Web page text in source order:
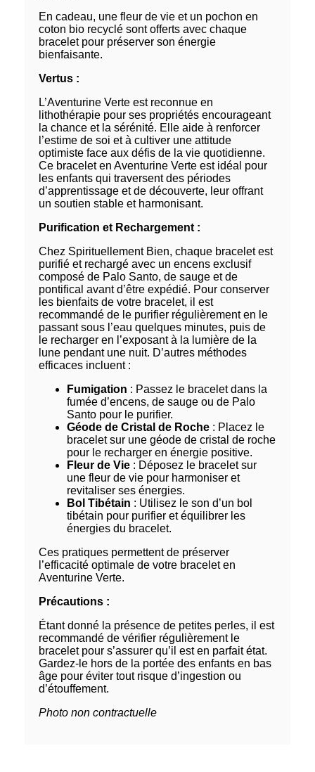
En cadeau, une fleur de vie et un pochon en
coton bio recyclé sont offerts avec chaque
bracelet pour préserver son énergie
bienfaisante.
Vertus :
L’Aventurine Verte est reconnue en
lithothérapie pour ses propriétés encourageant
la chance et la sérénité. Elle aide à renforcer
l’estime de soi et à cultiver une attitude
optimiste face aux défis de la vie quotidienne.
Ce bracelet en Aventurine Verte est idéal pour
les enfants qui traversent des périodes
d’apprentissage et de découverte, leur offrant
un soutien stable et harmonisant.
Purification et Rechargement :
Chez Spirituellement Bien, chaque bracelet est
purifié et rechargé avec un encens exclusif
composé de Palo Santo, de sauge et de
pontifical avant d’être expédié. Pour conserver
les bienfaits de votre bracelet, il est
recommandé de le purifier régulièrement en le
passant sous l’eau quelques minutes, puis de
le recharger en l’exposant à la lumière de la
lune pendant une nuit. D’autres méthodes
efficaces incluent :
Fumigation : Passez le bracelet dans la
fumée d’encens, de sauge ou de Palo
Santo pour le purifier.
Géode de Cristal de Roche : Placez le
bracelet sur une géode de cristal de roche
pour le recharger en énergie positive.
Fleur de Vie : Déposez le bracelet sur
une fleur de vie pour harmoniser et
revitaliser ses énergies.
Bol Tibétain : Utilisez le son d’un bol
tibétain pour purifier et équilibrer les
énergies du bracelet.
Ces pratiques permettent de préserver
l’efficacité optimale de votre bracelet en
Aventurine Verte.
Précautions :
Étant donné la présence de petites perles, il est
recommandé de vérifier régulièrement le
bracelet pour s’assurer qu’il est en parfait état.
Gardez-le hors de la portée des enfants en bas
âge pour éviter tout risque d’ingestion ou
d’étouffement.
Photo non contractuelle